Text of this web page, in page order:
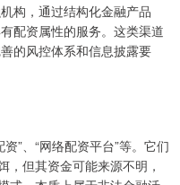
构，通过结构化金融产品
配资属性的服务。这类渠道
的风控体系和信息披露要
”、“网络配资平台”等。它们
，但其资金可能来源不明，